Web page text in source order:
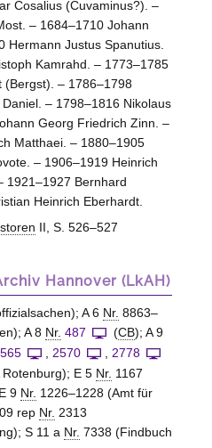
Cosalius (Cuvaminus?). –
– 1684–1710 Johann
Hermann Justus Spanutius.
Kamrahd. – 1773–1785
(Bergst). – 1786–1798
– 1798–1816 Nikolaus
Georg Friedrich Zinn. –
Matthaei. – 1880–1905
– 1906–1919 Heinrich
1921–1927 Bernhard
Heinrich Eberhardt.
II, S. 526–527
Hannover (LkAH)
A 6 Nr. 8863–
A 8 Nr. 487 (CB); A 9
2570
2778
E 5 Nr. 1167
9 Nr. 1226–1228 (Amt für
rep Nr. 2313
S 11 a Nr. 7338 (Findbuch